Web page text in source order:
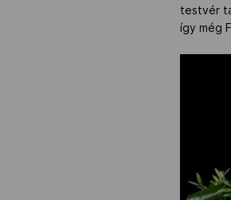
testvér
így még